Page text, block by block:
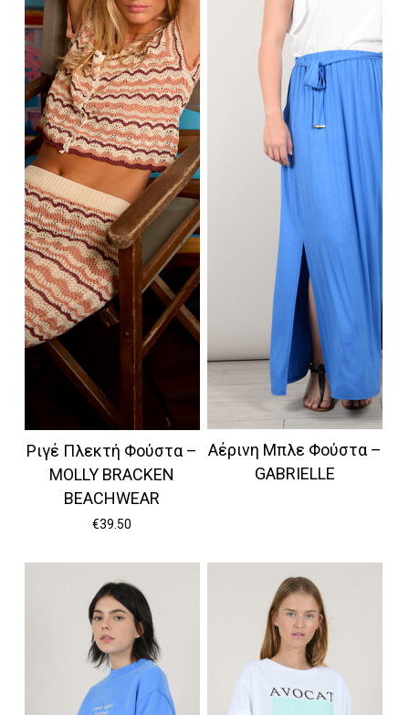
Ριγέ Πλεκτή Φούστα –
MOLLY BRACKEN
BEACHWEAR
€39.50
Αέρινη Μπλε Φούστα –
GABRIELLE